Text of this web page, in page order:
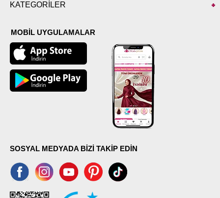
KATEGORİLER
MOBİL UYGULAMALAR
SOSYAL MEDYADA BİZİ TAKİP EDİN